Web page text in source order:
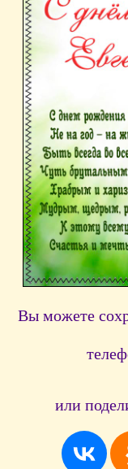
Вы можете
или